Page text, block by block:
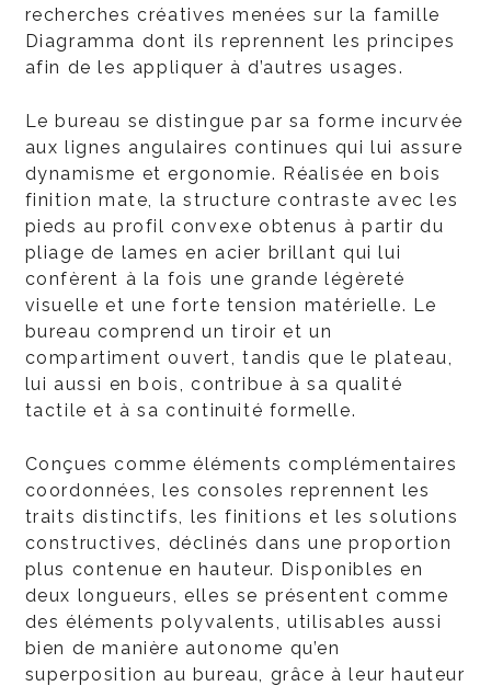
recherches créatives menées sur la famille
Diagramma dont ils reprennent les principes
afin de les appliquer à d’autres usages.
Le bureau se distingue par sa forme incurvée
aux lignes angulaires continues qui lui assure
dynamisme et ergonomie. Réalisée en bois
finition mate, la structure contraste avec les
pieds au profil convexe obtenus à partir du
pliage de lames en acier brillant qui lui
confèrent à la fois une grande légèreté
visuelle et une forte tension matérielle. Le
bureau comprend un tiroir et un
compartiment ouvert, tandis que le plateau,
lui aussi en bois, contribue à sa qualité
tactile et à sa continuité formelle.
Conçues comme éléments complémentaires
coordonnées, les consoles reprennent les
traits distinctifs, les finitions et les solutions
constructives, déclinés dans une proportion
plus contenue en hauteur. Disponibles en
deux longueurs, elles se présentent comme
des éléments polyvalents, utilisables aussi
bien de manière autonome qu’en
superposition au bureau, grâce à leur hauteur